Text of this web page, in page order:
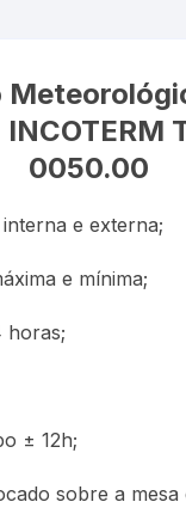
INCOTERM
0050.00
e externa;
e mínima;
horas;
± 12h;
sobre a